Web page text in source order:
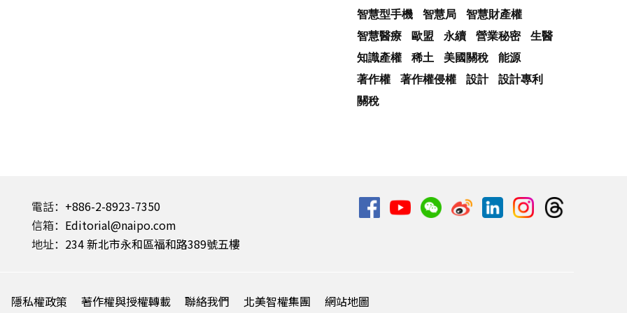
智慧型手機 智慧局
智慧財產權
智慧醫療
歐盟 永續 營業秘密
生醫
知識產權
稀土 美國關稅
能源
著作權
著作權侵權 設計
設計專利
關稅
電話： +886-2-8923-7350
信箱： Editorial@naipo.com
地址： 234 新北市永和區福和路389號五樓
隱私權政策 著作權與授權轉載 聯絡我們 北美智權集團 網站地圖